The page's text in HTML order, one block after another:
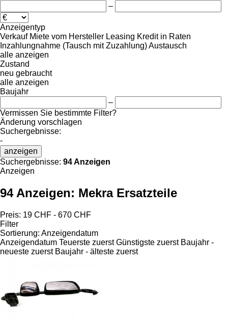
–
Anzeigentyp
Verkauf Miete vom Hersteller Leasing Kredit in Raten
Inzahlungnahme (Tausch mit Zuzahlung)Austausch
alle anzeigen
Zustand
neu gebraucht
alle anzeigen
Baujahr
–
Vermissen Sie bestimmte Filter?
Änderung vorschlagen
Suchergebnisse:
-
anzeigen
Suchergebnisse: 94 Anzeigen
Anzeigen
94 Anzeigen: Mekra Ersatzteile
Preis: 19 CHF - 670 CHF
Filter
Sortierung: Anzeigendatum
Anzeigendatum Teuerste zuerst Günstigste zuerst Baujahr -
neueste zuerst Baujahr - älteste zuerst